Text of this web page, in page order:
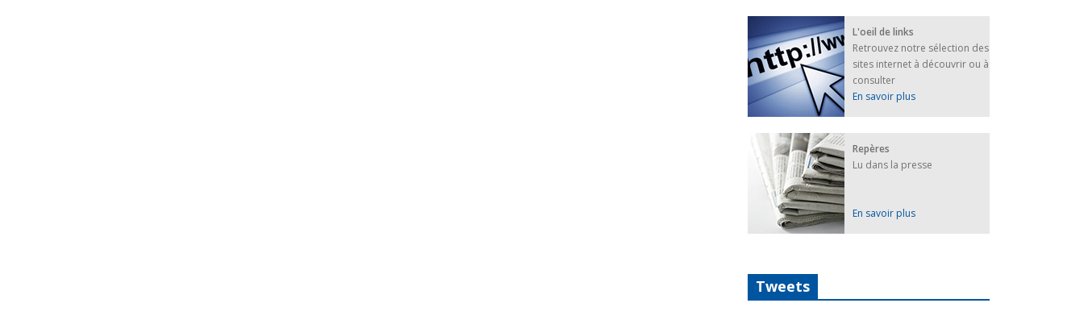
L'oeil de links
Retrouvez notre sélection des
sites internet à découvrir ou à
consulter
En savoir plus
Repères
Lu dans la presse
En savoir plus
Tweets